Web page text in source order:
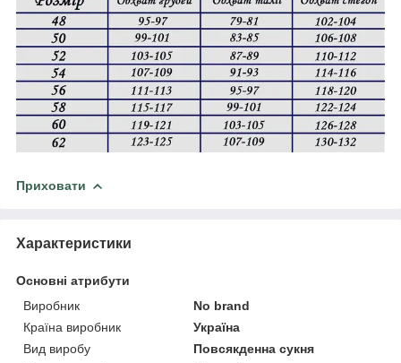
Приховати
Характеристики
Основні атрибути
Виробник
No brand
Країна виробник
Україна
Вид виробу
Повсякденна сукня